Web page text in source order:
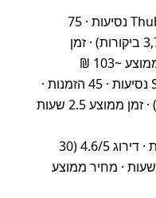
Thubthim Siam Travel – 24 נסיעות · 75
הזמנות · דירוג 4.5/5 (3,720 ביקורות) · זמן
Satun Center Tour – 18 נסיעות · 45 הזמנות ·
דירוג 3.88/5 (59 ביקורות) · זמן ממוצע 2.5 שעות
מפעיל #48993 – 6 נסיעות · דירוג 4.6/5 (30
ביקורות) · זמן ממוצע 1.2 שעות · מחיר ממוצע